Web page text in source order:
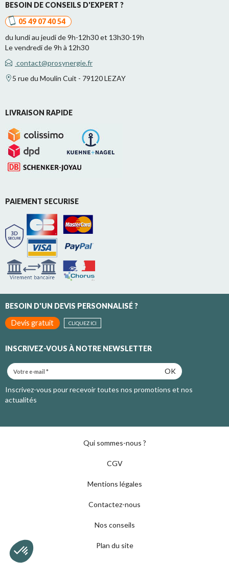
BESOIN DE CONSEILS D'EXPERT ?
05 49 07 40 54
du lundi au jeudi de 9h-12h30 et 13h30-19h
Le vendredi de 9h à 12h30
contact@prosynergie.fr
5 rue du Moulin Cuit - 79120 LEZAY
LIVRAISON RAPIDE
PAIEMENT SECURISE
BESOIN D'UN DEVIS PERSONNALISÉ ?
Devis gratuit
CLIQUEZ ICI
INSCRIVEZ-VOUS À NOTRE NEWSLETTER
OK
Inscrivez-vous pour recevoir toutes nos promotions et nos
actualités
Qui sommes-nous ?
CGV
Mentions légales
Contactez-nous
Nos conseils
Plan du site